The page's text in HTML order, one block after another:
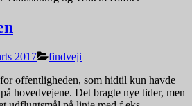
2017
findveji
offentligheden, som hidtil kun havde
hovedvejene. Det bragte nye tider, men